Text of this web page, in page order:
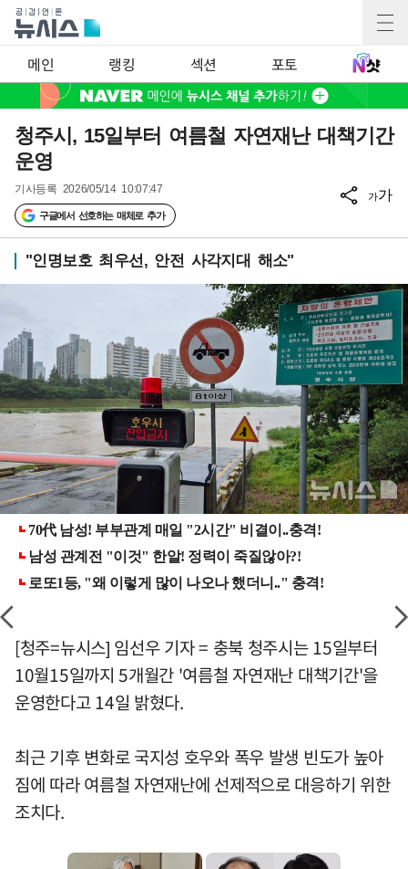
메인 랭킹 섹션 포토
청주시, 15일부터 여름철 자연재난 대책기간
운영
기사등록 2026/05/14 10:07:47
구글에서 선호하는 매체로 추가
가가
"인명보호 최우선, 안전 사각지대 해소"
[청주=뉴시스] 임선우 기자 = 충북 청주시는 15일부터
10월15일까지 5개월간 '여름철 자연재난 대책기간'을
운영한다고 14일 밝혔다.
최근 기후 변화로 국지성 호우와 폭우 발생 빈도가 높아
짐에 따라 여름철 자연재난에 선제적으로 대응하기 위한
조치다.